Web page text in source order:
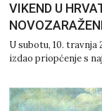
VIKEND U
U subotu, 10.
izdao priopćenje s